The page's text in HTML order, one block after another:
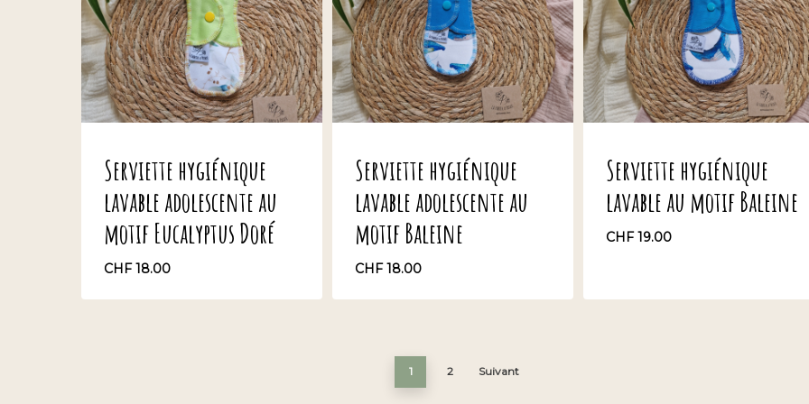
Serviette hygiénique
lavable adolescente au
motif Eucalyptus Doré
CHF18.00
CHF18.00
Serviette hygiénique
lavable adolescente au
motif Baleine
CHF18.00
CHF18.00
Serviette hygiénique
lavable au motif Baleine
CHF19.00
1 2 Suivant